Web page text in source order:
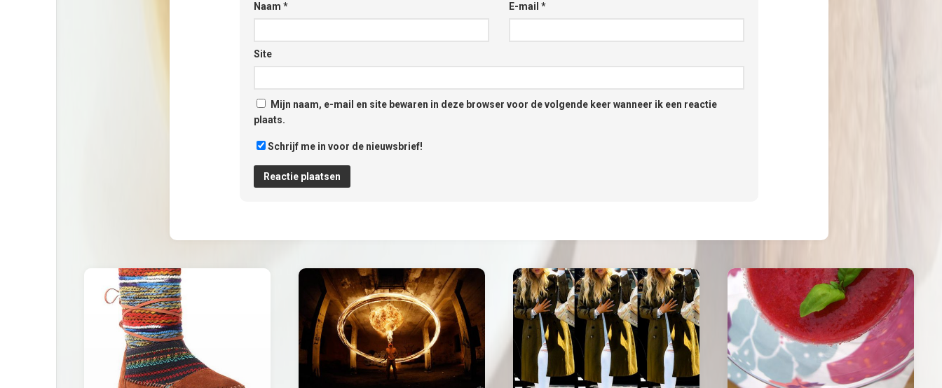
Naam * E-mail *
Site
Mijn naam, e-mail en site bewaren in deze browser voor de volgende keer wanneer ik een reactie
plaats.
Schrijf me in voor de nieuwsbrief!